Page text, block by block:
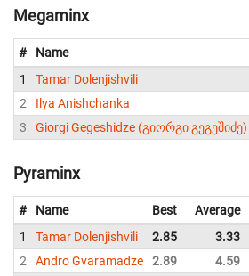
Megaminx
# Name
1
Tamar Dolenjishvili
2
Ilya Anishchanka
3
Giorgi Gegeshidze (გიორგი გეგეშიძე)
Pyraminx
# Name Best Average
1
Tamar Dolenjishvili 2.85 3.33
2
Andro Gvaramadze 2.89 4.59